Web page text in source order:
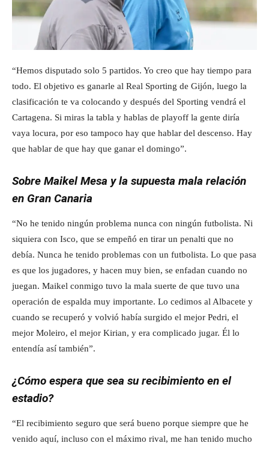
“Hemos disputado solo 5 partidos. Yo creo que hay tiempo para
todo. El objetivo es ganarle al Real Sporting de Gijón, luego la
clasificación te va colocando y después del Sporting vendrá el
Cartagena. Si miras la tabla y hablas de playoff la gente diría
vaya locura, por eso tampoco hay que hablar del descenso. Hay
que hablar de que hay que ganar el domingo”.
Sobre Maikel Mesa y la supuesta mala relación
en Gran Canaria
“No he tenido ningún problema nunca con ningún futbolista. Ni
siquiera con Isco, que se empeñó en tirar un penalti que no
debía. Nunca he tenido problemas con un futbolista. Lo que pasa
es que los jugadores, y hacen muy bien, se enfadan cuando no
juegan. Maikel conmigo tuvo la mala suerte de que tuvo una
operación de espalda muy importante. Lo cedimos al Albacete y
cuando se recuperó y volvió había surgido el mejor Pedri, el
mejor Moleiro, el mejor Kirian, y era complicado jugar. Él lo
entendía así también”.
¿Cómo espera que sea su recibimiento en el
estadio?
“El recibimiento seguro que será bueno porque siempre que he
venido aquí, incluso con el máximo rival, me han tenido mucho